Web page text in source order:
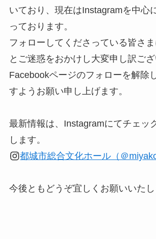
いており、現在はInstagramを中心
っております。
フォローしてくださっている皆さ
とご迷惑をおかけし大変申し訳ござ
Facebookページのフォローを解除
すようお願い申し上げます。
最新情報は、Instagramにてチェッ
します。
都城市総合文化ホール（＠
今後ともどうぞ宜しくお願いいたし